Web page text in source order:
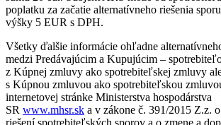
poplatku za začatie alternatívneho riešenia
výšky 5 EUR s DPH.
Všetky ďalšie informácie ohľadne
medzi Predávajúcim a Kupujúcim –
z Kúpnej zmluvy ako spotrebiteľskej zmluvy
s Kúpnou zmluvou ako spotrebiteľskou
internetovej stránke Ministerstva hospodárstva
SR www.mhsr.sk a v zákone č. 391/2015 Z.z.
riešení spotrebiteľských sporov a o zmene a